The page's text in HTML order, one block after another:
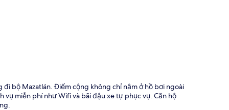
bộ Mazatlán. Điểm cộng không chỉ nằm ở hồ bơi ngoài
miễn phí như Wifi và bãi đậu xe tự phục vụ. Căn hộ